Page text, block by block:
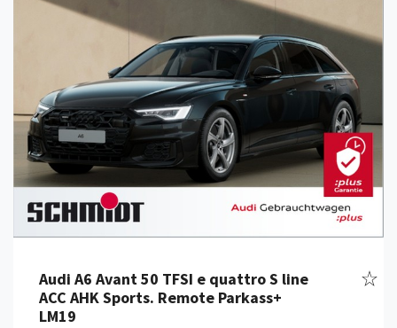
Audi A6 Avant 50 TFSI e quattro S line
ACC AHK Sports. Remote Parkass+
LM19